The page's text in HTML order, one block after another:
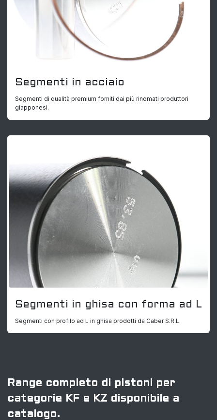
Segmenti in acciaio
Segmenti di qualità premium forniti dai più rinomati produttori
giapponesi.
Segmenti in ghisa con forma ad L
Segmenti con profilo ad L in ghisa prodotti da Caber S.R.L.
Range completo di pistoni per
categorie KF e KZ disponibile a
catalogo.